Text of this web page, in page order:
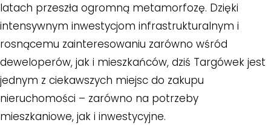
latach przeszła ogromną metamorfozę. Dzięki
intensywnym inwestycjom infrastrukturalnym i
rosnącemu zainteresowaniu zarówno wśród
deweloperów, jak i mieszkańców, dziś Targówek jest
jednym z ciekawszych miejsc do zakupu
nieruchomości – zarówno na potrzeby
mieszkaniowe, jak i inwestycyjne.